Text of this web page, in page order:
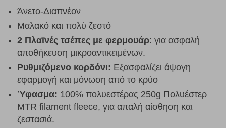
Άνετο-Διαπνέον
Μαλακό και πολύ ζεστό
2 Πλαϊνές τσέπες με φερμουάρ: για ασφαλή
αποθήκευση μικροαντικειμένων.
Ρυθμιζόμενο κορδόνι: Εξασφαλίζει άψογη
εφαρμογή και μόνωση από το κρύο
Ύφασμα: 100% πολυεστέρας 250g Πολυέστερ
MTR filament fleece, για απαλή αίσθηση και
ζεστασιά.